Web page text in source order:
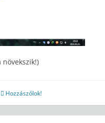
Hozzászólok!